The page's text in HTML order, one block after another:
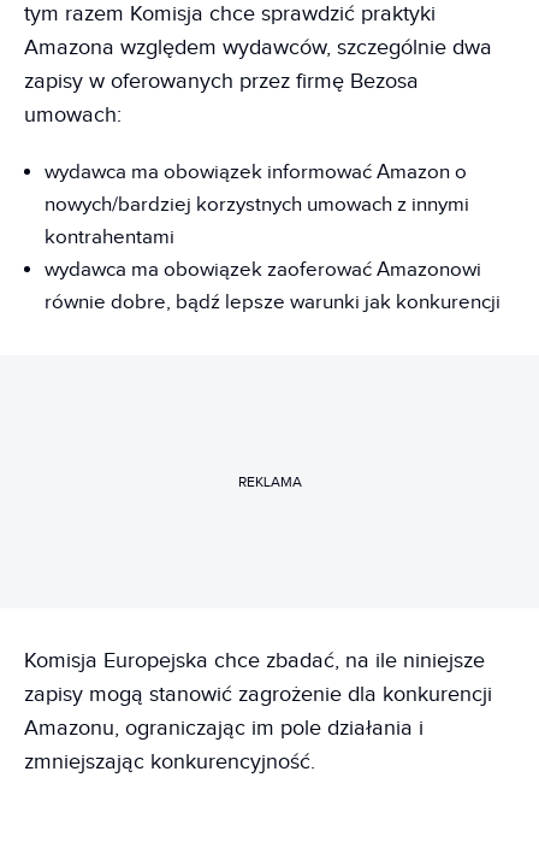
tym razem Komisja chce sprawdzić praktyki
Amazona względem wydawców, szczególnie dwa
zapisy w oferowanych przez firmę Bezosa
umowach:
wydawca ma obowiązek informować Amazon o
nowych/bardziej korzystnych umowach z innymi
kontrahentami
wydawca ma obowiązek zaoferować Amazonowi
równie dobre, bądź lepsze warunki jak konkurencji
REKLAMA
Komisja Europejska chce zbadać, na ile niniejsze
zapisy mogą stanowić zagrożenie dla konkurencji
Amazonu, ograniczając im pole działania i
zmniejszając konkurencyjność.